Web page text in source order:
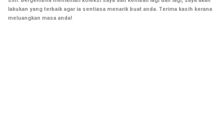
lakukan yang terbaik agar ia sentiasa menarik buat anda. Terima kasih kerana
meluangkan masa anda!